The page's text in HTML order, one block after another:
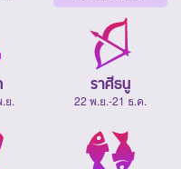
ย.
ราศีธนู
22 พ.ย.-21 ธ.ค.